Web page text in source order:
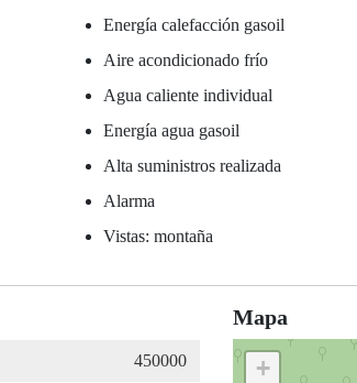
Energía calefacción gasoil
Aire acondicionado frío
Agua caliente individual
Energía agua gasoil
Alta suministros realizada
Alarma
Vistas: montaña
Mapa
+